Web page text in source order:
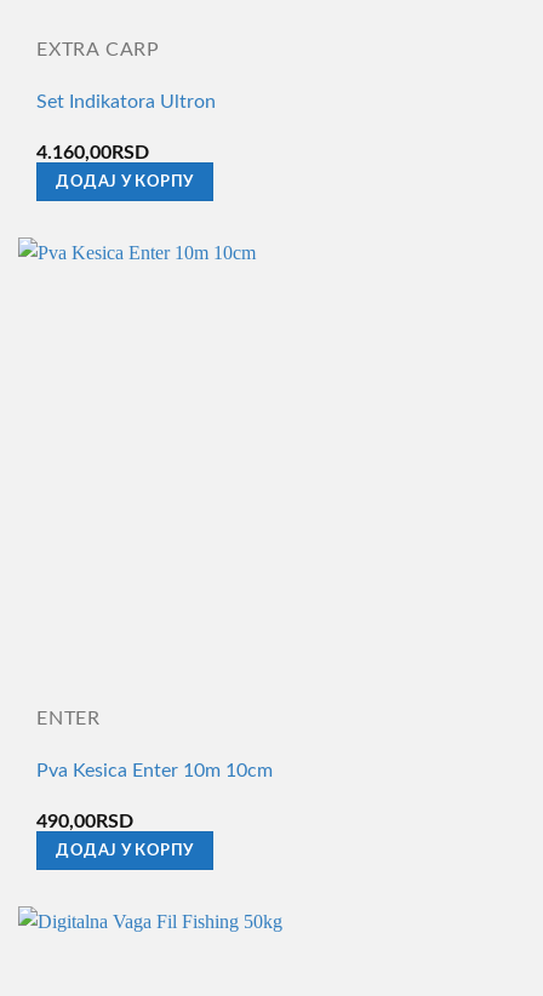
EXTRA CARP
Set Indikatora Ultron
4.160,00RSD
ДОДАЈ У КОРПУ
ENTER
Pva Kesica Enter 10m 10cm
490,00RSD
ДОДАЈ У КОРПУ